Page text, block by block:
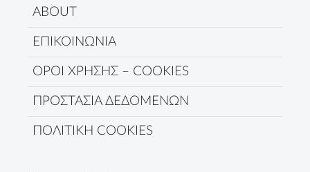
ABOUT
ΕΠΙΚΟΙΝΩΝΙΑ
ΟΡΟΙ ΧΡΗΣΗΣ – COOKIES
ΠΡΟΣΤΑΣΙΑ ΔΕΔΟΜΕΝΩΝ
ΠΟΛΙΤΙΚΗ COOKIES